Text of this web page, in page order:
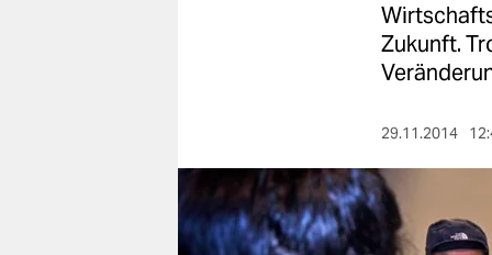
berlin
nord
Zukunft.
29.11.2014